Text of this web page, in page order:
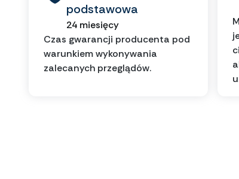
podstawowa
24 miesięcy
Czas gwarancji producenta pod
warunkiem wykonywania
zalecanych przeglądów.